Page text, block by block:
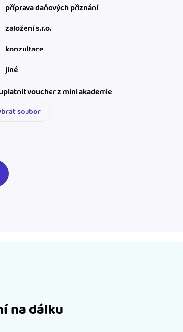
příprava daňových přiznání
založení s.r.o.
konzultace
jiné
voucher z mini akademie
soubor
na dálku